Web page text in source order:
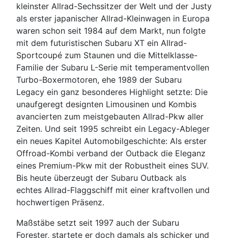
kleinster Allrad-Sechssitzer der Welt und der Justy
als erster japanischer Allrad-Kleinwagen in Europa
waren schon seit 1984 auf dem Markt, nun folgte
mit dem futuristischen Subaru XT ein Allrad-
Sportcoupé zum Staunen und die Mittelklasse-
Familie der Subaru L-Serie mit temperamentvollen
Turbo-Boxermotoren, ehe 1989 der Subaru
Legacy ein ganz besonderes Highlight setzte: Die
unaufgeregt designten Limousinen und Kombis
avancierten zum meistgebauten Allrad-Pkw aller
Zeiten. Und seit 1995 schreibt ein Legacy-Ableger
ein neues Kapitel Automobilgeschichte: Als erster
Offroad-Kombi verband der Outback die Eleganz
eines Premium-Pkw mit der Robustheit eines SUV.
Bis heute überzeugt der Subaru Outback als
echtes Allrad-Flaggschiff mit einer kraftvollen und
hochwertigen Präsenz.
Maßstäbe setzt seit 1997 auch der Subaru
Forester, startete er doch damals als schicker und